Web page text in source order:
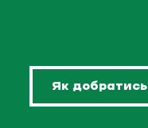
Як добратись